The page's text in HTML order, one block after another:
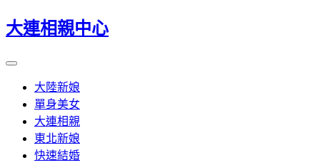
大連相親中心
大陸新娘
單身美女
大連相親
東北新娘
快速結婚